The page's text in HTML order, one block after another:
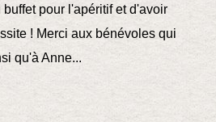
pour l'apéritif et d'avoir
! Merci aux bénévoles qui
qu'à Anne...